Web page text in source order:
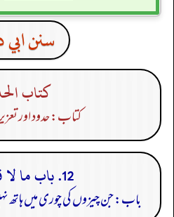
سنن ابي
كتاب
کتاب: حدود اور
12. باب ما لا قطع فيه
باب: جن چیزوں کی چوری میں ہاتھ